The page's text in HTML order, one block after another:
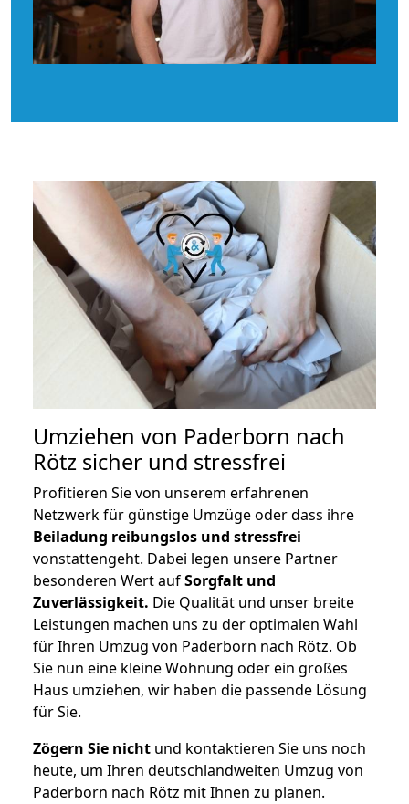
Umziehen von Paderborn nach
Rötz sicher und stressfrei
Profitieren Sie von unserem erfahrenen
Netzwerk für günstige Umzüge oder dass ihre
Beiladung reibungslos und stressfrei
vonstattengeht. Dabei legen unsere Partner
besonderen Wert aufSorgfalt und
Zuverlässigkeit. Die Qualität und unser breite
Leistungen machen uns zu der optimalen Wahl
für Ihren Umzug von Paderborn nach Rötz. Ob
Sie nun eine kleine Wohnung oder ein großes
Haus umziehen, wir haben die passende Lösung
für Sie.
Zögern Sie nicht und kontaktieren Sie uns noch
heute, um Ihren deutschlandweiten Umzug von
Paderborn nach Rötz mit Ihnen zu planen.